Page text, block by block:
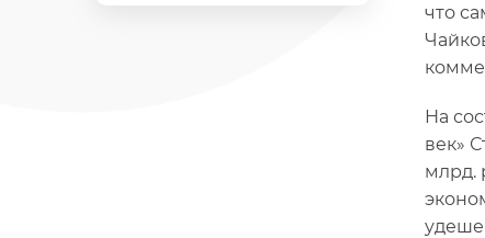
что
На
век»
млрд.